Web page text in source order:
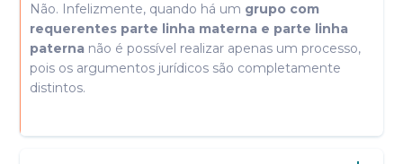
Não. Infelizmente, quando há um grupo com
requerentes parte linha materna e parte linha
paterna não é possível realizar apenas um processo,
pois os argumentos jurídicos são completamente
distintos.